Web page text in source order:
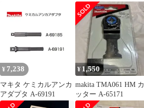
¥ 7,238
マキタ ケミカルアンカ
アダプタ A-69191
¥ 1,550
makita TMA061 HM カ
ッター A-65171